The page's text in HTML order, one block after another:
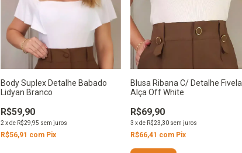
Body Suplex Detalhe Babado
Lidyan Branco
R$59,90
2 xde R$29,95 sem juros
R$56,91 com Pix
Blusa Ribana C/ Detalhe Fivela
Alça Off White
R$69,90
3 xde R$23,30 sem juros
R$66,41 com Pix